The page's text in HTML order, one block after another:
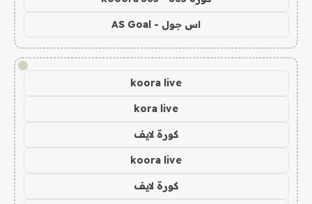
اس جول - AS Goal
!
koora live
kora live
كورة لايف
koora live
كورة لايف